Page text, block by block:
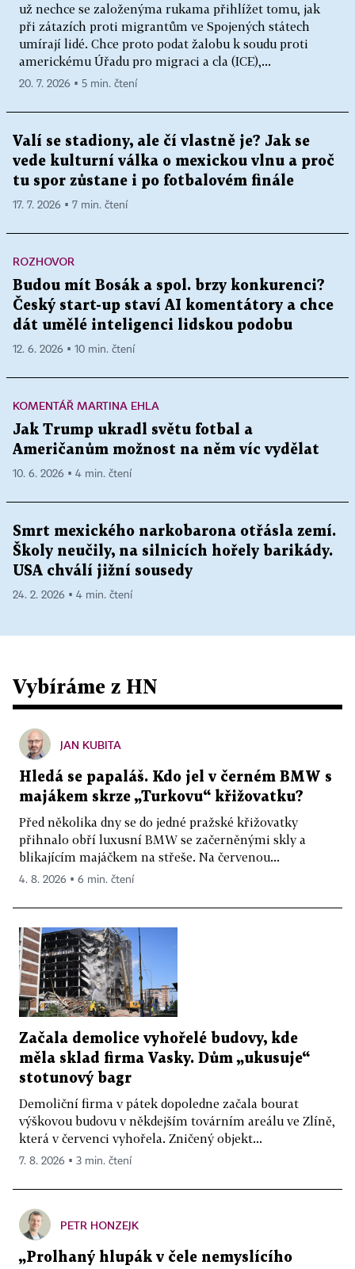
už nechce se založenýma rukama přihlížet tomu, jak
při zátazích proti migrantům ve Spojených státech
umírají lidé. Chce proto podat žalobu k soudu proti
americkému Úřadu pro migraci a cla (ICE),...
20. 7. 2026 ▪ 5 min. čtení
Valí se stadiony, ale čí vlastně je? Jak se
vede kulturní válka o mexickou vlnu a proč
tu spor zůstane i po fotbalovém finále
17. 7. 2026 ▪ 7 min. čtení
ROZHOVOR
Budou mít Bosák a spol. brzy konkurenci?
Český start-up staví AI komentátory a chce
dát umělé inteligenci lidskou podobu
12. 6. 2026 ▪ 10 min. čtení
KOMENTÁŘ MARTINA EHLA
Jak Trump ukradl světu fotbal a
Američanům možnost na něm víc vydělat
10. 6. 2026 ▪ 4 min. čtení
Smrt mexického narkobarona otřásla zemí.
Školy neučily, na silnicích hořely barikády.
USA chválí jižní sousedy
24. 2. 2026 ▪ 4 min. čtení
Vybíráme z HN
JAN KUBITA
Hledá se papaláš. Kdo jel v černém BMW s
majákem skrze „Turkovu“ křižovatku?
Před několika dny se do jedné pražské křižovatky
přihnalo obří luxusní BMW se začerněnými skly a
blikajícím majáčkem na střeše. Na červenou...
4. 8. 2026 ▪ 6 min. čtení
Začala demolice vyhořelé budovy, kde
měla sklad firma Vasky. Dům „ukusuje“
stotunový bagr
Demoliční firma v pátek dopoledne začala bourat
výškovou budovu v někdejším továrním areálu ve Zlíně,
která v červenci vyhořela. Zničený objekt...
7. 8. 2026 ▪ 3 min. čtení
PETR HONZEJK
„Prolhaný hlupák v čele nemyslícího